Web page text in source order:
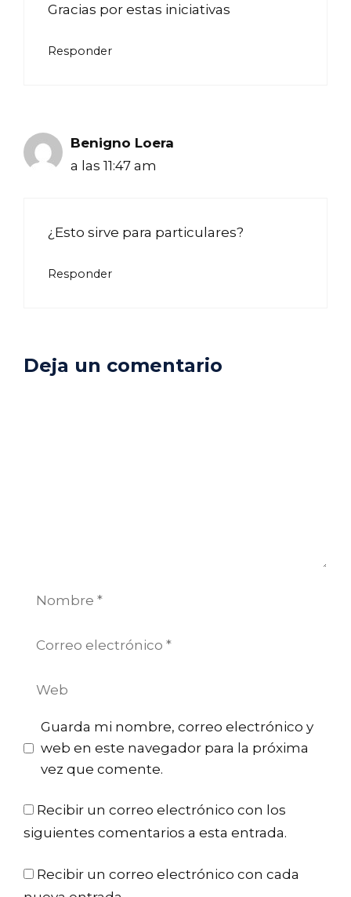
Gracias por estas iniciativas
Responder
Benigno Loera
a las 11:47 am
¿Esto sirve para particulares?
Responder
Deja un comentario
Nombre
Guarda mi nombre, correo electrónico y
web en este navegador para la próxima
vez que comente.
Recibir un correo electrónico con los
siguientes comentarios a esta entrada.
Recibir un correo electrónico con cada